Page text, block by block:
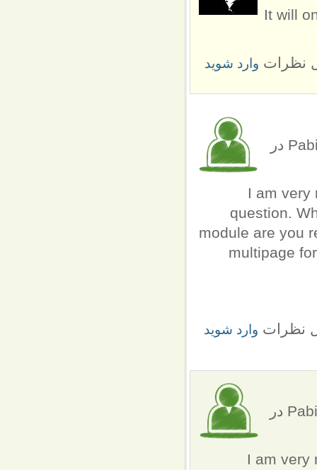
It will
نظرات وارد شوید
ارسال شده توسط Pabitra Dash (not verified) در
I am very
question.
module are you
multipage
نظرات وارد شوید
ارسال شده توسط Pabitra Dash (not verified) در
I am very